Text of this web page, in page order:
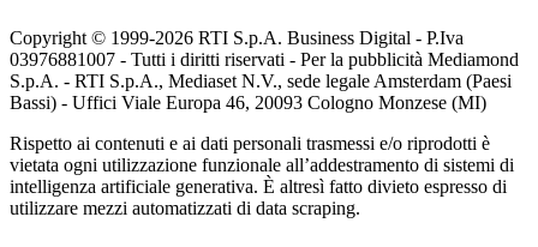
Copyright © 1999-2026 RTI S.p.A. Business Digital - P.Iva
03976881007 - Tutti i diritti riservati - Per la pubblicità Mediamond
S.p.A. - RTI S.p.A., Mediaset N.V., sede legale Amsterdam (Paesi
Bassi) - Uffici Viale Europa 46, 20093 Cologno Monzese (MI)
Rispetto ai contenuti e ai dati personali trasmessi e/o riprodotti è
vietata ogni utilizzazione funzionale all’addestramento di sistemi di
intelligenza artificiale generativa. È altresì fatto divieto espresso di
utilizzare mezzi automatizzati di data scraping.